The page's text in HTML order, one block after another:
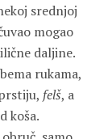
srednjoj
mogao
daljine.
rukama,
felš, a
koša.